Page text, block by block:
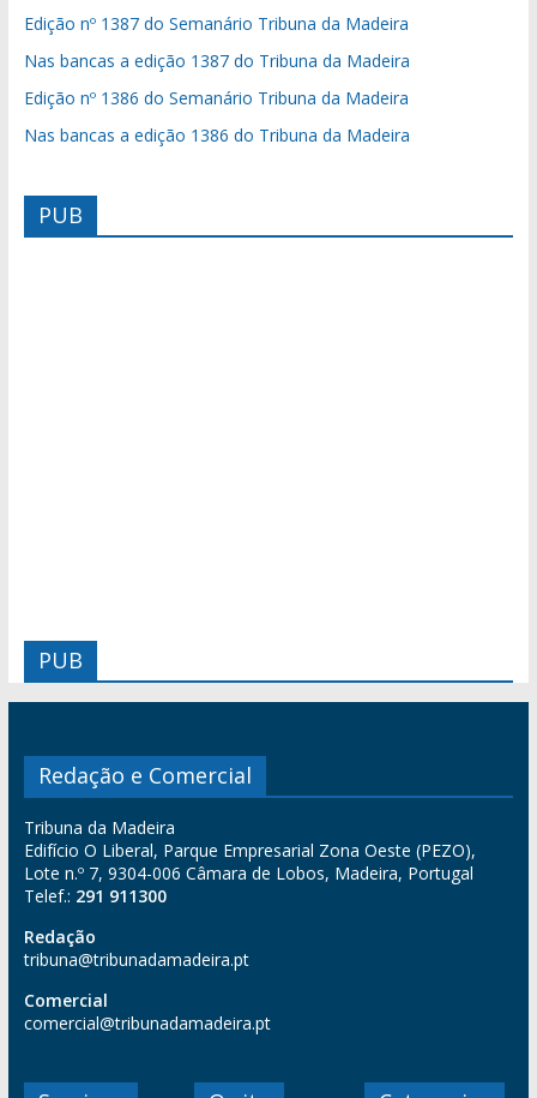
Edição nº 1387 do Semanário Tribuna da Madeira
Nas bancas a edição 1387 do Tribuna da Madeira
Edição nº 1386 do Semanário Tribuna da Madeira
Nas bancas a edição 1386 do Tribuna da Madeira
PUB
PUB
Redação e Comercial
Tribuna da Madeira
Edifício O Liberal, Parque Empresarial Zona Oeste (PEZO),
Lote n.º 7, 9304-006 Câmara de Lobos, Madeira, Portugal
Telef.: 291 911300
Redação
tribuna@tribunadamadeira.pt
Comercial
comercial@tribunadamadeira.pt